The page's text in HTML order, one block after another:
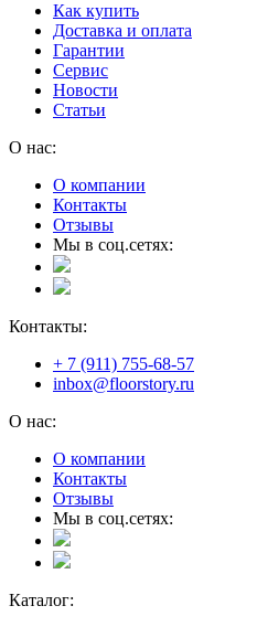
Как купить
Доставка и оплата
Гарантии
Сервис
Новости
Статьи
О нас:
О компании
Контакты
Отзывы
Мы в соц.сетях:
Контакты:
+ 7 (911) 755-68-57
inbox@floorstory.ru
О нас:
О компании
Контакты
Отзывы
Мы в соц.сетях:
Каталог: